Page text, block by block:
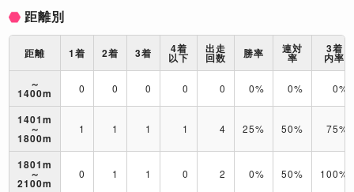
距離別
距離 1着 2着 3着 4着
以下
出走
回数 勝率 連対
率
3着
内率
～
1400m 0 0 0 0 0 0% 0% 0%
1401m
～
1800m
1 1 1 1 4 25% 50% 75%
1801m
～
2100m
0 1 1 0 2 0% 50% 100%